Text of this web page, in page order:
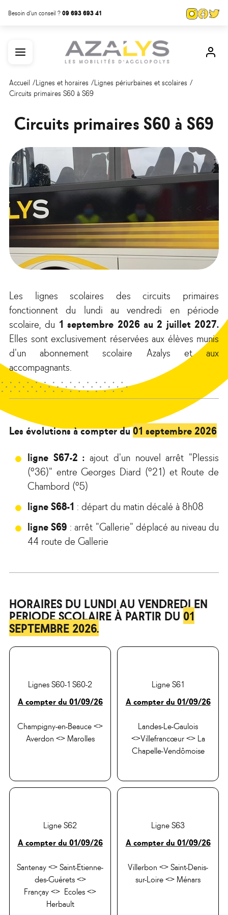
Besoin d'un conseil ?09 693 693 41
PagePage
Menu
Mon
Accueil Lignes et horaires
Lignes périurbaines et scolaires
Circuits primaires S60 à S69
Circuits primaires S60 à S69
Les lignes scolaires des circuits primaires
fonctionnent du lundi au vendredi en période
scolaire, du 1 septembre 2026 au 2 juillet 2027.
Elles sont exclusivement réservées aux élèves munis
d'un abonnement scolaire Azalys et aux
accompagnants.
Les évolutions à compter du01 septembre 2026
ligne S67-2 :ajout d'un nouvel arrêt "Plessis
(°36)" entre Georges Diard (°21) et Route de
Chambord (°5)
ligne S68-1 : départ du matin décalé à 8h08
ligne S69 : arrêt "Gallerie" déplacé au niveau du
44 route de Gallerie
HORAIRES DU LUNDI AU VENDREDI EN
PERIODE SCOLAIRE À PARTIR DU 01
SEPTEMBRE 2026.
Lignes S60-1 S60-2
A compter du 01/09/26
Champigny-en-Beauce <>
Averdon <> Marolles
Ligne S61
A compter du 01/09/26
Landes-Le-Gaulois
<>Villefrancœur <> La
Chapelle-Vendômoise
Ligne S62
A compter du 01/09/26
Santenay <> Saint-Etienne-
des-Guérets <>
Françay <> Ecoles <>
Herbault
Ligne S63
A compter du 01/09/26
Villerbon <> Saint-Denis-
sur-Loire <> Ménars